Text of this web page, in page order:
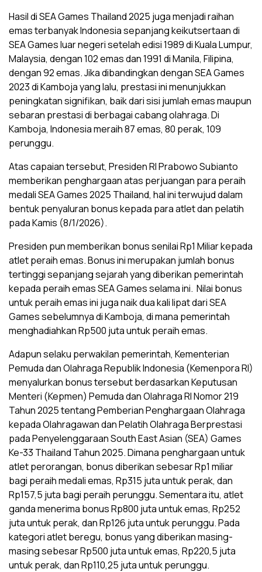
Hasil di SEA Games Thailand 2025 juga menjadi raihan
emas terbanyak Indonesia sepanjang keikutsertaan di
SEA Games luar negeri setelah edisi 1989 di Kuala Lumpur,
Malaysia, dengan 102 emas dan 1991 di Manila, Filipina,
dengan 92 emas. Jika dibandingkan dengan SEA Games
2023 di Kamboja yang lalu, prestasi ini menunjukkan
peningkatan signifikan, baik dari sisi jumlah emas maupun
sebaran prestasi di berbagai cabang olahraga. Di
Kamboja, Indonesia meraih 87 emas, 80 perak, 109
perunggu.
Atas capaian tersebut, Presiden RI Prabowo Subianto
memberikan penghargaan atas perjuangan para peraih
medali SEA Games 2025 Thailand, hal ini terwujud dalam
bentuk penyaluran bonus kepada para atlet dan pelatih
pada Kamis (8/1/2026).
Presiden pun memberikan bonus senilai Rp1 Miliar kepada
atlet peraih emas. Bonus ini merupakan jumlah bonus
tertinggi sepanjang sejarah yang diberikan pemerintah
kepada peraih emas SEA Games selama ini. Nilai bonus
untuk peraih emas ini juga naik dua kali lipat dari SEA
Games sebelumnya di Kamboja, di mana pemerintah
menghadiahkan Rp500 juta untuk peraih emas.
Adapun selaku perwakilan pemerintah, Kementerian
Pemuda dan Olahraga Republik Indonesia (Kemenpora RI)
menyalurkan bonus tersebut berdasarkan Keputusan
Menteri (Kepmen) Pemuda dan Olahraga RI Nomor 219
Tahun 2025 tentang Pemberian Penghargaan Olahraga
kepada Olahragawan dan Pelatih Olahraga Berprestasi
pada Penyelenggaraan South East Asian (SEA) Games
Ke-33 Thailand Tahun 2025. Dimana penghargaan untuk
atlet perorangan, bonus diberikan sebesar Rp1 miliar
bagi peraih medali emas, Rp315 juta untuk perak, dan
Rp157,5 juta bagi peraih perunggu. Sementara itu, atlet
ganda menerima bonus Rp800 juta untuk emas, Rp252
juta untuk perak, dan Rp126 juta untuk perunggu. Pada
kategori atlet beregu, bonus yang diberikan masing-
masing sebesar Rp500 juta untuk emas, Rp220,5 juta
untuk perak, dan Rp110,25 juta untuk perunggu.